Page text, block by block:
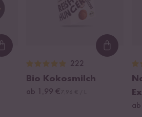
Loading...
222
Bio Kokosmilch
ab 1,99 €